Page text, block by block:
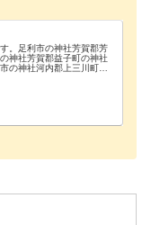
。足利市の神社芳賀郡芳
神社芳賀郡益子町の神社
の神社河内郡上三川町の